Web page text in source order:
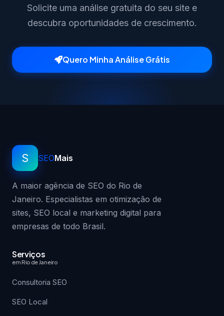
Solicite uma análise gratuita do seu site e
descubra oportunidades de crescimento.
Quero Minha Análise Grátis
S SEOMais
A maior agência de SEO do Rio de
Janeiro. Especialistas em otimização de
sites, SEO local e marketing digital para
empresas de todo Brasil.
Serviços
em Rio de Janeiro
Consultoria SEO
SEO Local